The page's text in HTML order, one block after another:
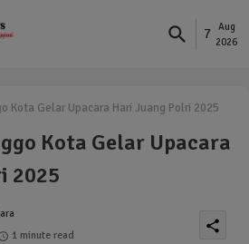
7
Aug
2026
Kota Gelar Upacara Hari Juang Polri 2025
Kota Gelar Upacara
2025
1 minute read
share